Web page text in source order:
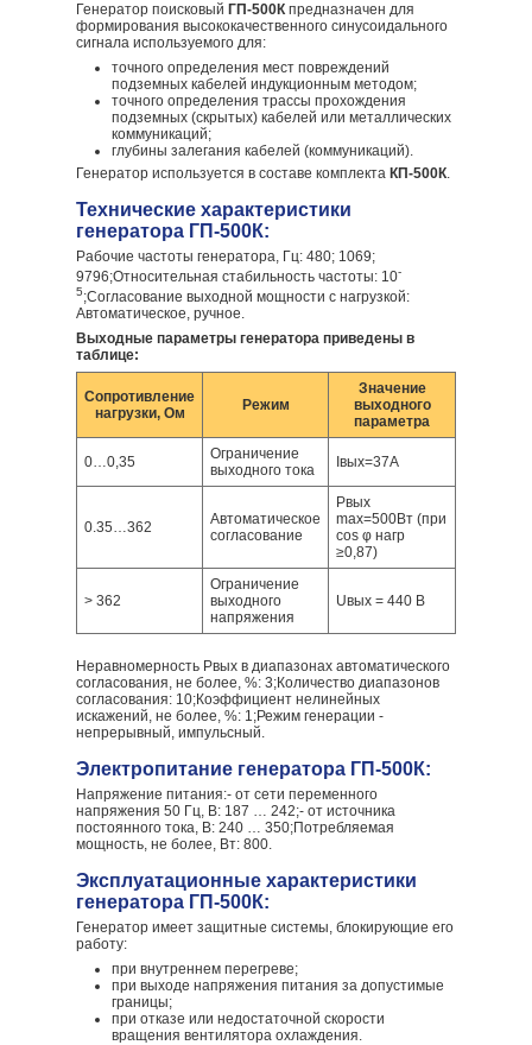
Генератор поисковый ГП-500К предназначен для
формирования высококачественного синусоидального
сигнала используемого для:
точного определения мест повреждений
подземных кабелей индукционным методом;
точного определения трассы прохождения
подземных (скрытых) кабелей или металлических
коммуникаций;
глубины залегания кабелей (коммуникаций).
Генератор используется в составе комплекта КП-500К.
Технические характеристики
генератора ГП-500К:
Рабочие частоты генератора, Гц: 480; 1069;
9796;Относительная стабильность частоты: 10-
5;Согласование выходной мощности с нагрузкой:
Автоматическое, ручное.
Выходные параметры генератора приведены в
таблице:
Сопротивление
нагрузки, Ом
Режим
Значение
выходного
параметра
0…0,35
Ограничение
выходного тока
Iвых=37А
0.35…362
Автоматическое
согласование
Pвых
max=500Вт (при
cos φ нагр
≥0,87)
> 362
Ограничение
выходного
напряжения
Uвых = 440 В
Неравномерность Pвых в диапазонах автоматического
согласования, не более, %: 3;Количество диапазонов
согласования: 10;Коэффициент нелинейных
искажений, не более, %: 1;Режим генерации -
непрерывный, импульсный.
Электропитание генератора ГП-500К:
Напряжение питания:- от сети переменного
напряжения 50 Гц, В: 187 … 242;- от источника
постоянного тока, В: 240 … 350;Потребляемая
мощность, не более, Вт: 800.
Эксплуатационные характеристики
генератора ГП-500К:
Генератор имеет защитные системы, блокирующие его
работу:
при внутреннем перегреве;
при выходе напряжения питания за допустимые
границы;
при отказе или недостаточной скорости
вращения вентилятора охлаждения.